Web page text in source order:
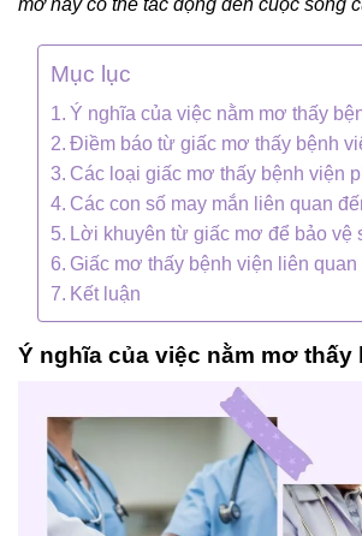
Mục lục
Ý nghĩa của việc nằm mơ thấy
Điềm báo từ giấc mơ thấy bệnh
Các loại giấc mơ thấy bệnh viện
Các con số may mắn liên quan
Lời khuyên từ giấc mơ để bảo vệ
Giấc mơ thấy bệnh viện liên quan
Kết luận
Ý nghĩa của việc nằm mơ thấy